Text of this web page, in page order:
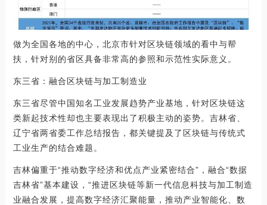
做为全国各地的中心，北京市针对区块链领域的看中与帮
扶，针对别的省区具备非常高的参照和示范性实际意义。
东三省：融合区块链与加工制造业
东三省尽管中国知名工业发展趋势产业基地，针对区块链这
类新起技术性却也主要表现出了积极主动的姿势。吉林省、
辽宁省两省委工作总结报告，都关键提及了区块链与传统式
工业生产的结合难题。
吉林偏重于“推动数字经济和优点产业紧密结合”，融合“数据
吉林省”基本建设，“推进区块链等新一代信息科技与加工制造
业融合发展，提高数字经济汇聚能量，推动产业智能化、数